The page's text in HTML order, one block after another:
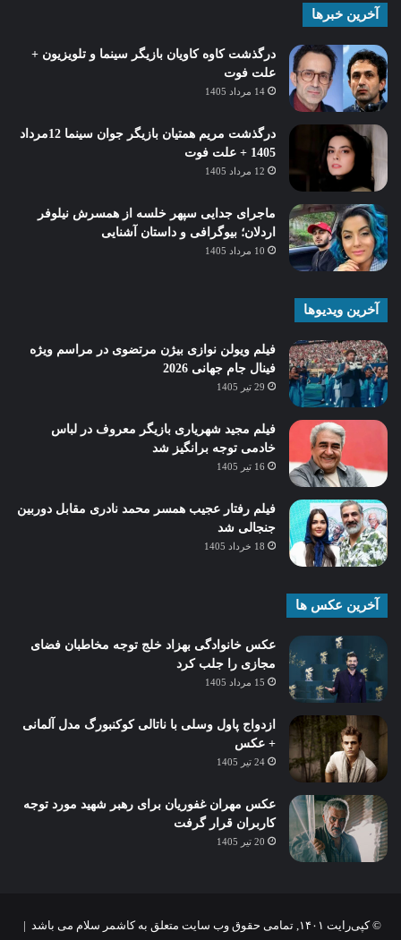
آخرین خبرها
درگذشت کاوه کاویان بازیگر سینما و تلویزیون +
علت فوت
14 مرداد 1405
درگذشت مریم همتیان بازیگر جوان سینما 12مرداد
1405 + علت فوت
12 مرداد 1405
ماجرای جدایی سپهر خلسه از همسرش نیلوفر
اردلان؛ بیوگرافی و داستان آشنایی
10 مرداد 1405
آخرین ویدیوها
فیلم ویولن نوازی بیژن مرتضوی در مراسم ویژه
فینال جام جهانی 2026
29 تیر 1405
فیلم مجید شهریاری بازیگر معروف در لباس
خادمی توجه برانگیز شد
16 تیر 1405
فیلم رفتار عجیب همسر محمد نادری مقابل دوربین
جنجالی شد
18 خرداد 1405
آخرین عکس ها
عکس خانوادگی بهزاد خلج توجه مخاطبان فضای
مجازی را جلب کرد
15 مرداد 1405
ازدواج پاول وسلی با ناتالی کوکنبورگ مدل آلمانی
+ عکس
24 تیر 1405
عکس مهران غفوریان برای رهبر شهید مورد توجه
کاربران قرار گرفت
20 تیر 1405
© کپی‌رایت ۱۴۰۱, تمامی حقوق وب سایت متعلق به کاشمر سلام می باشد |